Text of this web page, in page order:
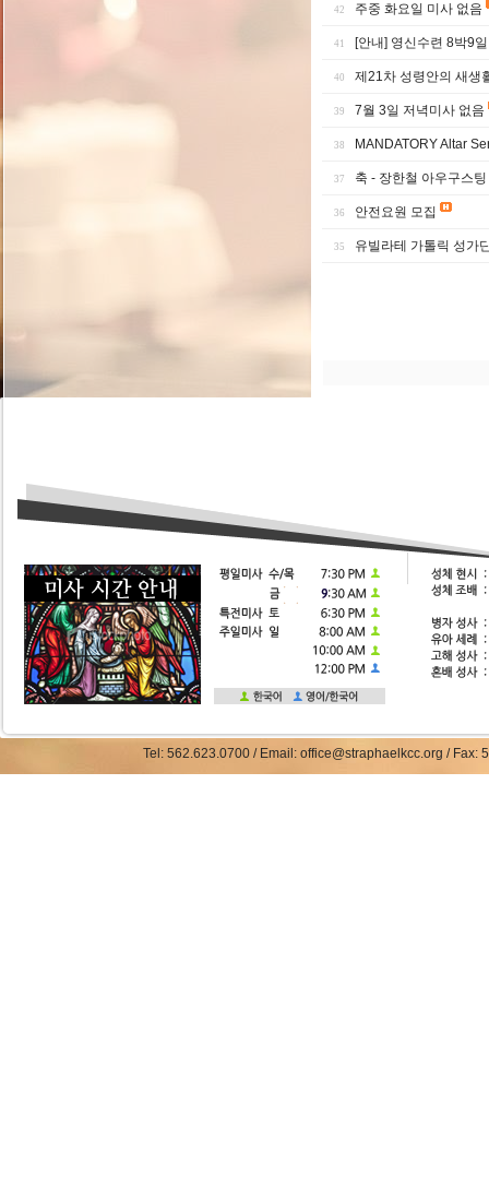
42 주중 화요일 미사 없음
41 [안내] 영신수련 8박9
40 제21차 성령안의 새생
39 7월 3일 저녁미사 없음
38 MANDATORY Altar
37 축 - 장한철 아우구스
36 안전요원 모집
35 유빌라테 가톨릭 성가
Tel: 562.623.0700 / Email: office@straphaelkcc.org /